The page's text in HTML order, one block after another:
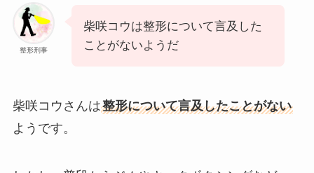
整形刑事
柴咲コウは整形について言及した
ことがないようだ
柴咲コウさんは整形について言及したことがない
ようです。